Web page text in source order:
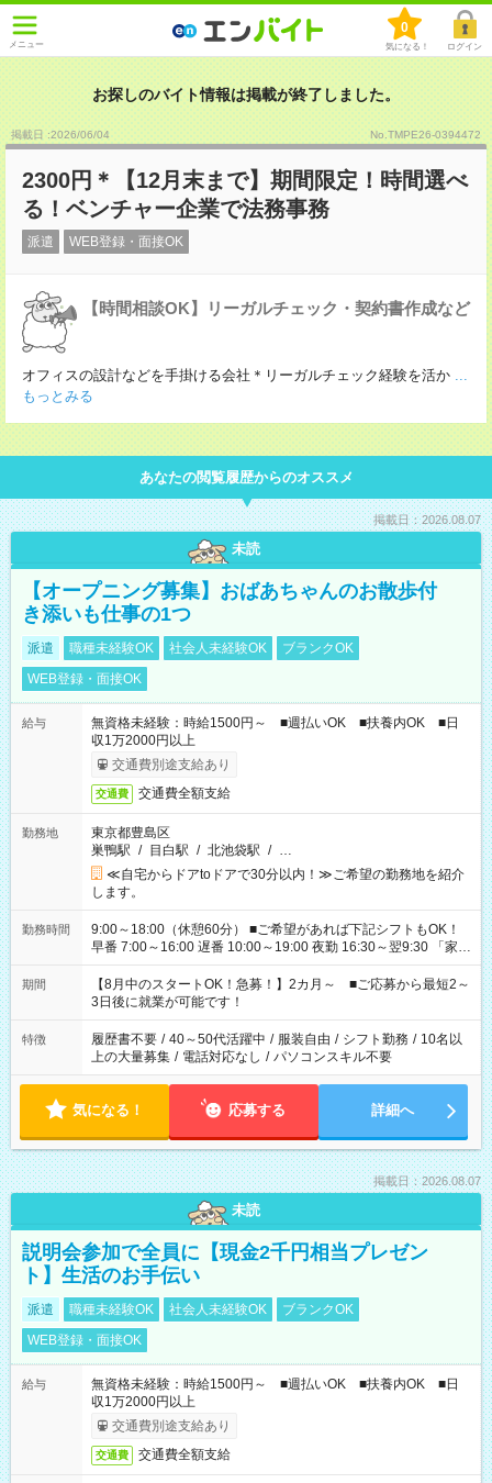
メニュー
0
気になる！ ログイン
お探しのバイト情報は掲載が終了しました。
掲載日 :2026/06/04 No.TMPE26-0394472
2300円＊【12月末まで】期間限定！時間選べ
る！ベンチャー企業で法務事務
派遣 WEB登録・面接OK
【時間相談OK】リーガルチェック・契約書作成など
オフィスの設計などを手掛ける会社＊リーガルチェック経験を活か ...
もっとみる
あなたの閲覧履歴からのオススメ
掲載日：2026.08.07
未読
【オープニング募集】おばあちゃんのお散歩付
き添いも仕事の1つ
派遣 職種未経験OK 社会人未経験OK
ブランクOK
WEB登録・面接OK
給与
無資格未経験：時給1500円～ ■週払いOK ■扶養内OK ■日
収1万2000円以上
交通費別途支給あり
交通費 交通費全額支給
勤務地
東京都豊島区
巣鴨駅 / 目白駅 / 北池袋駅 / …
≪自宅からドアtoドアで30分以内！≫ご希望の勤務地を紹介
します。
勤務時間
9:00～18:00（休憩60分） ■ご希望があれば下記シフトもOK！
早番 7:00～16:00 遅番 10:00～19:00 夜勤 16:30～翌9:30 「家族
と休みを合わせたい」 「余裕を持って夕飯の準備がしたい」
「できれば残業はしたくない」 など、ご希望を教えてください
ね。 ※Wワーク希望の方へ 今ご覧のお仕事で希望する勤務時間
と、もう1つのお仕事の勤務時間。 合計で週40時間を超える場
合は応募できません。
期間
【8月中のスタートOK！急募！】2カ月～ ■ご応募から最短2～
3日後に就業が可能です！
特徴 履歴書不要 / 40～50代活躍中 / 服装自由 / シフト勤務 / 10名以
上の大量募集 / 電話対応なし / パソコンスキル不要
気になる！ 応募する 詳細へ
掲載日：2026.08.07
未読
説明会参加で全員に【現金2千円相当プレゼン
ト】生活のお手伝い
派遣 職種未経験OK 社会人未経験OK
ブランクOK
WEB登録・面接OK
給与
無資格未経験：時給1500円～ ■週払いOK ■扶養内OK ■日
収1万2000円以上
交通費別途支給あり
交通費 交通費全額支給